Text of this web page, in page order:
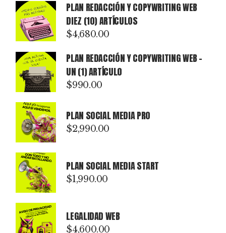
PLAN REDACCIÓN Y COPYWRITING WEB
DIEZ (10) ARTÍCULOS
$4,680.00
PLAN REDACCIÓN Y COPYWRITING WEB –
UN (1) ARTÍCULO
$990.00
PLAN SOCIAL MEDIA PRO
$2,990.00
PLAN SOCIAL MEDIA START
$1,990.00
LEGALIDAD WEB
$4,600.00